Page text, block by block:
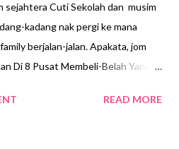
sejahtera Cuti Sekolah dan musim
kadang nak pergi ke mana
berjalan-jalan. Apakata, jom
Di 8 Pusat Membeli-Belah Yang
yang cantik dan kreatif. Hiasan
READ MORE